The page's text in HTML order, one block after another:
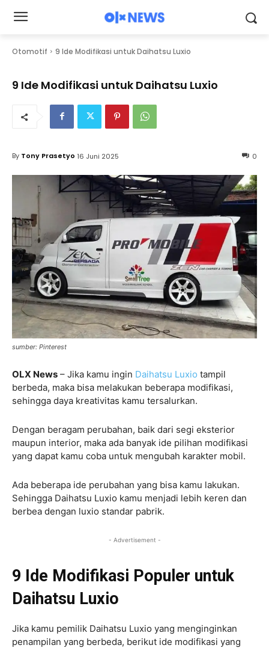
Otomotif 9 Ide Modifikasi untuk Daihatsu Luxio
9 Ide Modifikasi untuk Daihatsu Luxio
0
By Tony Prasetyo 16 Juni 2025
sumber: Pinterest
OLX News – Jika kamu ingin Daihatsu Luxio tampil
berbeda, maka bisa melakukan beberapa modifikasi,
sehingga daya kreativitas kamu tersalurkan.
Dengan beragam perubahan, baik dari segi eksterior
maupun interior, maka ada banyak ide pilihan modifikasi
yang dapat kamu coba untuk mengubah karakter mobil.
Ada beberapa ide perubahan yang bisa kamu lakukan.
Sehingga Daihatsu Luxio kamu menjadi lebih keren dan
berbea dengan luxio standar pabrik.
- Advertisement -
9 Ide Modifikasi Populer untuk
Daihatsu Luxio
Jika kamu pemilik Daihatsu Luxio yang menginginkan
penampilan yang berbeda, berikut ide modifikasi yang